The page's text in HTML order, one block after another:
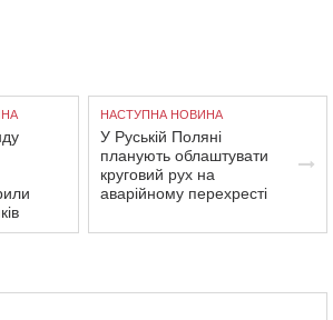
НАСТУПНА НОВИНА
У Руській Поляні
планують облаштувати
круговий рух на
аварійному перехресті